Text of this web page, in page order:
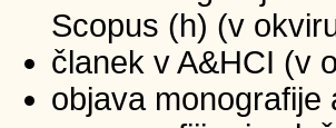
Scopus (h) (v
članek v A&HCI (v
objava